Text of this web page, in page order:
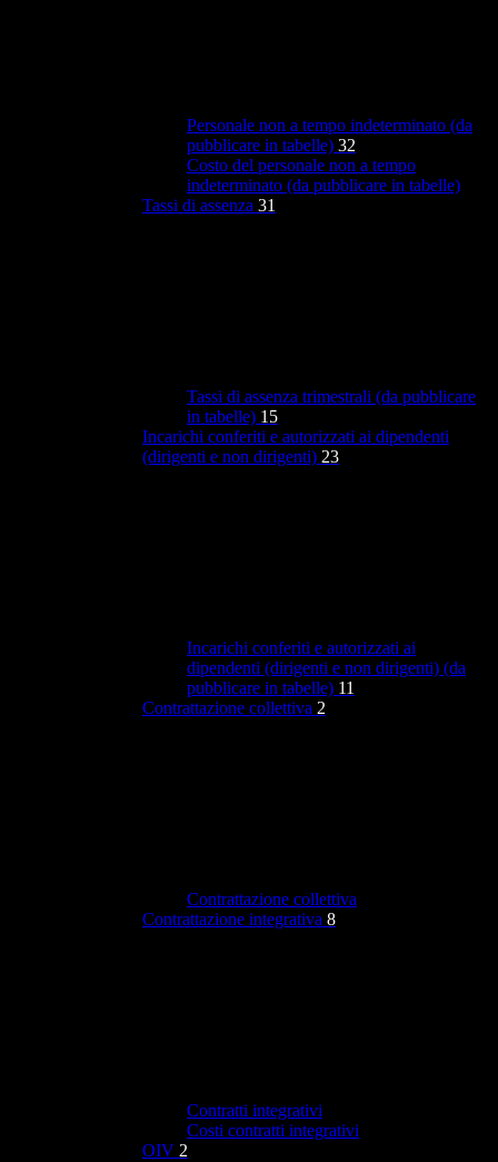
Personale non a tempo indeterminato (da
pubblicare in tabelle) 32
Costo del personale non a tempo
indeterminato (da pubblicare in tabelle)
Tassi di assenza 31
Tassi di assenza trimestrali (da pubblicare
in tabelle) 15
Incarichi conferiti e autorizzati ai dipendenti
(dirigenti e non dirigenti) 23
Incarichi conferiti e autorizzati ai
dipendenti (dirigenti e non dirigenti) (da
pubblicare in tabelle) 11
Contrattazione collettiva 2
Contrattazione collettiva
Contrattazione integrativa 8
Contratti integrativi
Costi contratti integrativi
OIV 2